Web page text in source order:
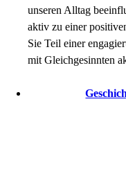
unseren Alltag
aktiv zu einer
Sie Teil einer
mit Gleichgesinnten